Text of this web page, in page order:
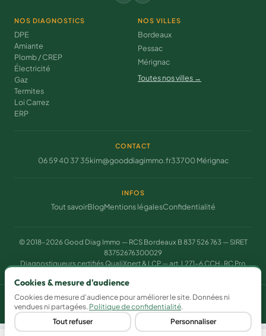
NOS DIAGNOSTICS
DPE
Amiante
Plomb / CREP
Électricité
Gaz
Termites
Loi Carrez
ERP
NOS VILLES
Bordeaux
Pessac
Mérignac
Toutes nos villes →
CONTACT
06 59 40 37 35kim@gooddiagimmo.fr33700 Mérignac
INFOS
Tout savoirBlogMentions légalesConfidentialité
© 2018–2026 Good Diag Immo — RCS Bordeaux B 837 526 763 — SIRET
83752676300029
Diagnostiqueurs certifiés QualiXpert & LCP — art. L271-6 CCH · RC Pro
Gérer mes cookies
Cookies & mesure d'audience
Cookies de mesure d'audience pour améliorer le site. Données ni
vendues ni partagées. Politique de confidentialité.
Tout refuser Personnaliser